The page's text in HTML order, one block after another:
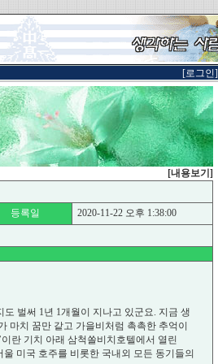
[로그인]
[내용보기]
등록일
2020-11-22 오후 1:38:00
도 벌써 1년 1개월이 지나고 있군요. 지금 생
마치 꿈만 같고 가을비처럼 촉촉한 추억이
란 기치 아래 삼척쏠비치호텔에서 열린
미국 호주를 비롯한 국내외 모든 동기들의